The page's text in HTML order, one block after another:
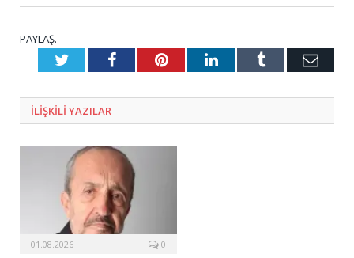
PAYLAŞ.
TwitterFacebookPinterestLinkedInTumblr E-
ILIŞKILI YAZILAR
01.08.2026 0